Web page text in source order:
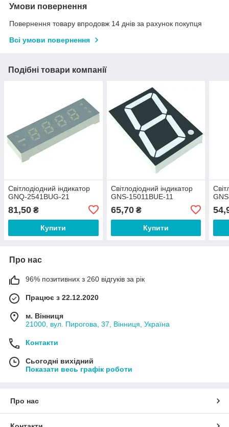
Умови повернення
Повернення товару впродовж 14 днів за рахунок покупця
Всі умови повернення
Подібні товари компанії
Світлодіодний індикатор
GNQ-2541BUG-21
81,50 ₴
Купити
Світлодіодний індикатор
GNS-15011BUE-11
65,70₴
Купити
Про нас
96% позитивних з 260 відгуків за рік
Працює з 22.12.2020
м. Вінниця
21000, вул. Пирогова, 37, Вінниця, Україна
Контакти
Сьогодні вихідний
Показати весь графік роботи
Про нас